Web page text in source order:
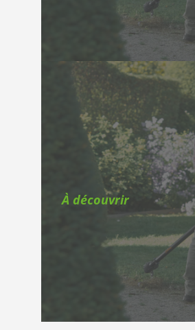
À découvrir